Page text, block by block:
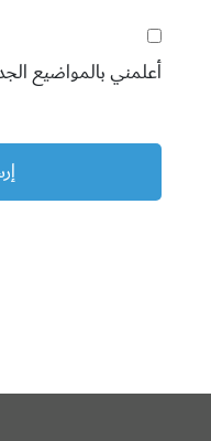
أعلمني بالمواضيع